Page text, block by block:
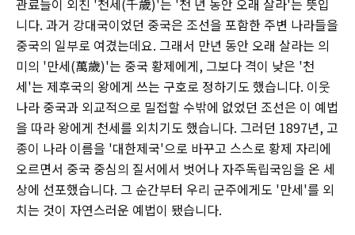
관료들이 외친 '천세(千歲)'는 '천 년 동안 오래 살라'는 뜻입
니다. 과거 강대국이었던 중국은 조선을 포함한 주변 나라들을
중국의 일부로 여겼는데요. 그래서 만년 동안 오래 살라는 의
미의 '만세(萬歲)'는 중국 황제에게, 그보다 격이 낮은 '천
세'는 제후국의 왕에게 쓰는 구호로 정하기도 했습니다. 이웃
나라 중국과 외교적으로 밀접할 수밖에 없었던 조선은 이 예법
을 따라 왕에게 천세를 외치기도 했습니다. 그러던 1897년, 고
종이 나라 이름을 '대한제국'으로 바꾸고 스스로 황제 자리에
오르면서 중국 중심의 질서에서 벗어나 자주독립국임을 온 세
상에 선포했습니다. 그 순간부터 우리 군주에게도 '만세'를 외
치는 것이 자연스러운 예법이 됐습니다.